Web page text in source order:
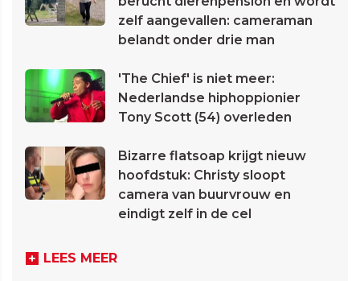
zelf aangevallen: cameraman
belandt onder drie man
'The Chief' is niet meer:
Nederlandse hiphoppionier
Tony Scott (54) overleden
Bizarre flatsoap krijgt nieuw
hoofdstuk: Christy sloopt
camera van buurvrouw en
eindigt zelf in de cel
LEES MEER